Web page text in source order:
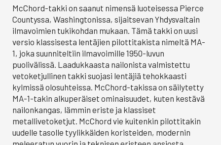
McChord-takki on saanut nimensä luoteisessa Pierce
Countyssa, Washingtonissa, sijaitsevan Yhdysvaltain
ilmavoimien tukikohdan mukaan. Tämä takki on uusi
versio klassisesta lentäjien pilottitakista nimeltä MA-
1, joka suunniteltiin ilmavoimille 1950-luvun
puolivälissä. Laadukkaasta nailonista valmistettu
vetoketjullinen takki suojasi lentäjiä tehokkaasti
kylmissä olosuhteissa. McChord-takissa on säilytetty
MA-1-takin alkuperäiset ominaisuudet, kuten kestävä
nailonkangas, lämmin eriste ja klassiset
metallivetoketjut. McChord vie kuitenkin pilottitakin
uudelle tasolle tyylikkäiden koristeiden, modernin